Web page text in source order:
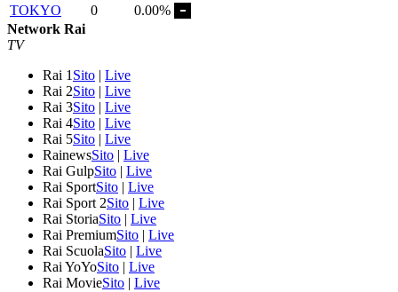
TOKYO
0
0.00%
Network Rai
TV
Rai 1 Sito | Live
Rai 2Sito | Live
Rai 3Sito | Live
Rai 4Sito | Live
Rai 5Sito | Live
RainewsSito | Live
Rai GulpSito | Live
Rai SportSito | Live
Rai Sport 2Sito | Live
Rai StoriaSito | Live
Rai PremiumSito | Live
Rai ScuolaSito | Live
Rai YoYoSito | Live
Rai MovieSito | Live